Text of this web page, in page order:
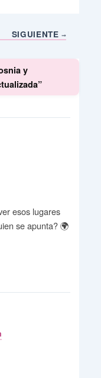
SIGUIENTE
y
esos lugares
se apunta? 🌍